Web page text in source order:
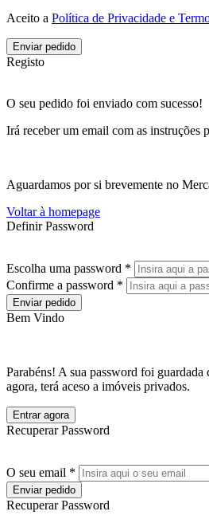
Aceito a Política de Privacidade e
Enviar pedido
Registo
O seu pedido foi enviado com sucesso!
Irá receber um email com as instruções
Aguardamos por si brevemente no
Voltar à homepage
Definir Password
Escolha uma password *
Confirme a password *
Enviar pedido
Bem Vindo
Parabéns! A sua password foi guardada
agora, terá aceso a imóveis privados.
Entrar agora
Recuperar Password
O seu email *
Enviar pedido
Recuperar Password